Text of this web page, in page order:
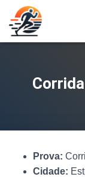
Prova:
Cidade: